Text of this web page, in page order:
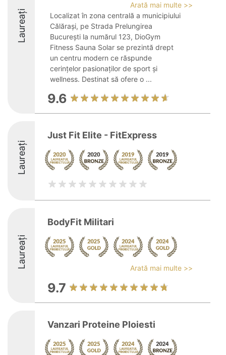
Laureați
Arată mai multe >>
Localizat în zona centrală a municipiului
Călărași, pe Strada Prelungirea
București la numărul 123, DioGym
Fitness Sauna Solar se prezintă drept
un centru modern ce răspunde
cerințelor pasionaților de sport și
wellness. Destinat să ofere o ...
9.6
Laureați
Just Fit Elite - FitExpress
Laureați
BodyFit Militari
Arată mai multe >>
9.7
Vanzari Proteine Ploiesti